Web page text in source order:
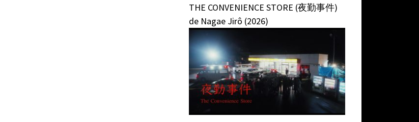
THE CONVENIENCE STORE (夜勤事件)
de Nagae Jirô (2026)